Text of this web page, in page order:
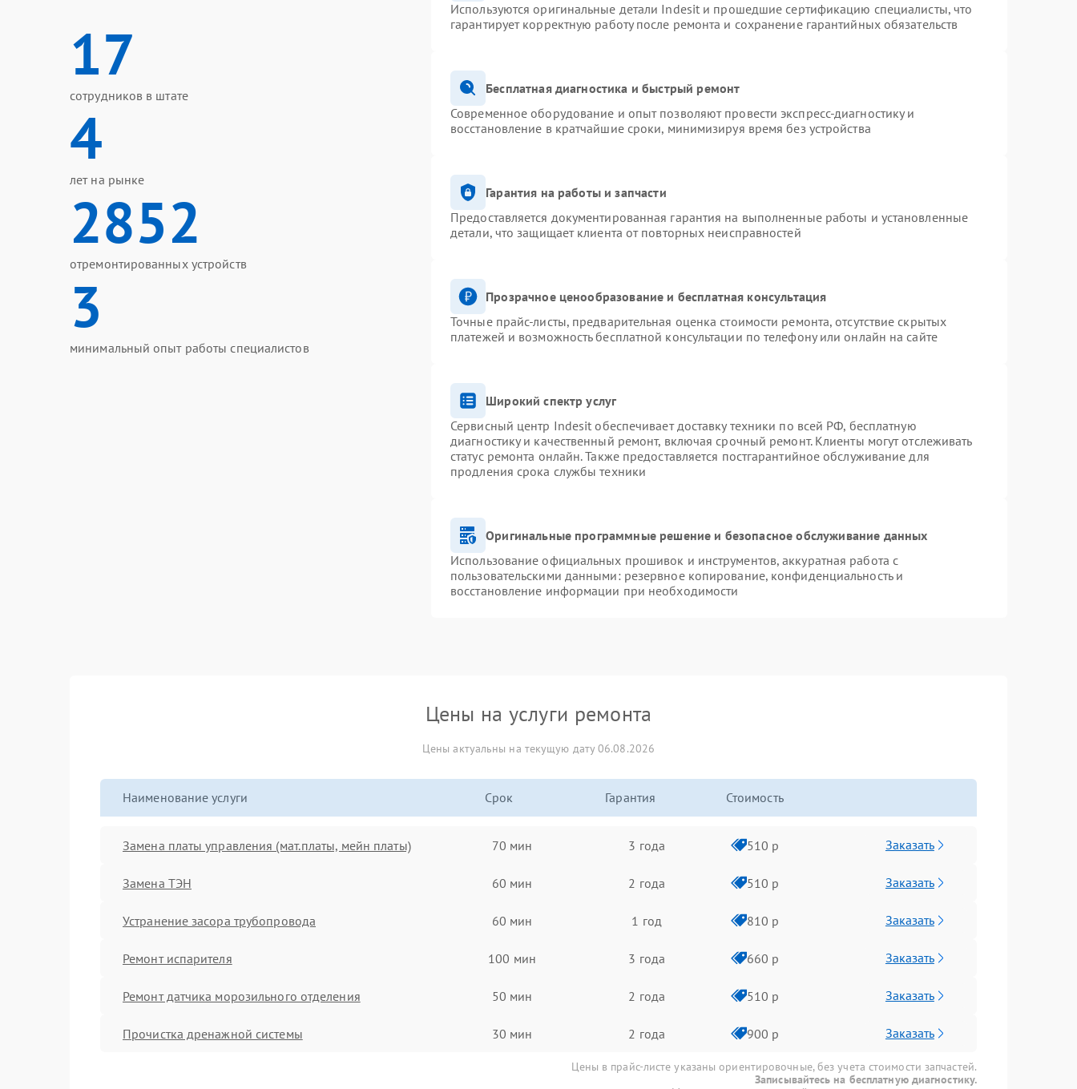
17
сотрудников в штате
4
лет на рынке
2852
отремонтированных устройств
3
минимальный опыт работы специалистов
Используются оригинальные детали Indesit и прошедшие сертификацию специалисты, что
гарантирует корректную работу после ремонта и сохранение гарантийных обязательств
Бесплатная диагностика и быстрый ремонт
Современное оборудование и опыт позволяют провести экспресс-диагностику и
восстановление в кратчайшие сроки, минимизируя время без устройства
Гарантия на работы и запчасти
Предоставляется документированная гарантия на выполненные работы и установленные
детали, что защищает клиента от повторных неисправностей
Прозрачное ценообразование и бесплатная консультация
Точные прайс-листы, предварительная оценка стоимости ремонта, отсутствие скрытых
платежей и возможность бесплатной консультации по телефону или онлайн на сайте
Широкий спектр услуг
Сервисный центр Indesit обеспечивает доставку техники по всей РФ, бесплатную
диагностику и качественный ремонт, включая срочный ремонт. Клиенты могут отслеживать
статус ремонта онлайн. Также предоставляется постгарантийное обслуживание для
продления срока службы техники
Оригинальные программные решение и безопасное обслуживание данных
Использование официальных прошивок и инструментов, аккуратная работа с
пользовательскими данными: резервное копирование, конфиденциальность и
восстановление информации при необходимости
Цены на услуги ремонта
Цены актуальны на текущую дату 06.08.2026
Наименование услуги Срок Гарантия Стоимость
Замена платы управления (мат.платы, мейн платы) 70 мин 3 года 510 р Заказать
Замена ТЭН 60 мин 2 года 510 р Заказать
Устранение засора трубопровода 60 мин 1 год 810 р Заказать
Ремонт испарителя 100 мин 3 года 660 р Заказать
Ремонт датчика морозильного отделения 50 мин 2 года 510 р Заказать
Прочистка дренажной системы 30 мин 2 года 900 р Заказать
Цены в прайс-листе указаны ориентировочные, без учета стоимости запчастей.
Записывайтесь на бесплатную диагностику.